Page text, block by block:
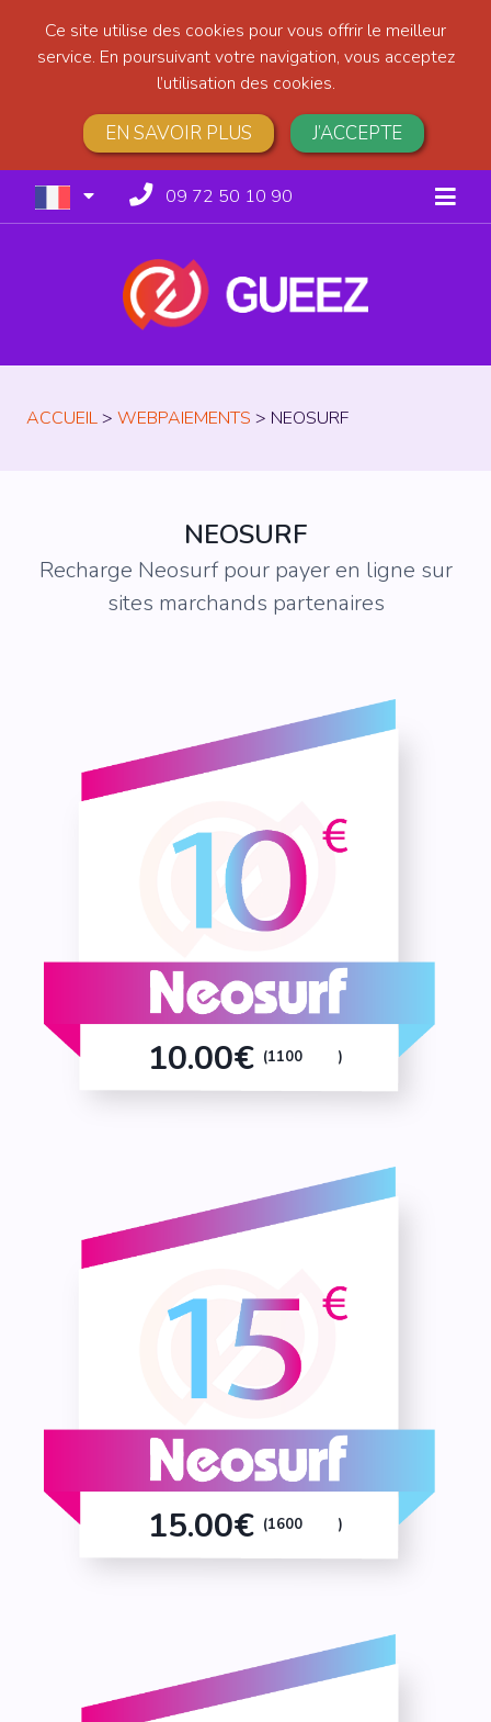
Ce site utilise des cookies pour vous offrir le meilleur
service. En poursuivant votre navigation, vous acceptez
l’utilisation des cookies.
EN SAVOIR PLUS J’ACCEPTE
09 72 50 10 90
ACCUEIL> WEBPAIEMENTS > NEOSURF
NEOSURF
Recharge Neosurf pour payer en ligne sur
sites marchands partenaires
10.00€ (1100 )
15.00€ (1600 )